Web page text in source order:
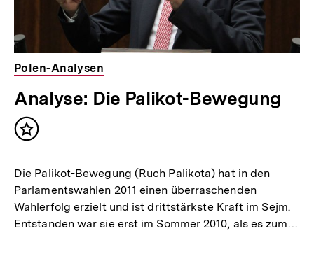
Polen-Analysen
Analyse: Die Palikot-Bewegung
Inhalt
Die Palikot-Bewegung (Ruch Palikota) hat in den
Parlamentswahlen 2011 einen überraschenden
Wahlerfolg erzielt und ist drittstärkste Kraft im Sejm.
Entstanden war sie erst im Sommer 2010, als es zum…